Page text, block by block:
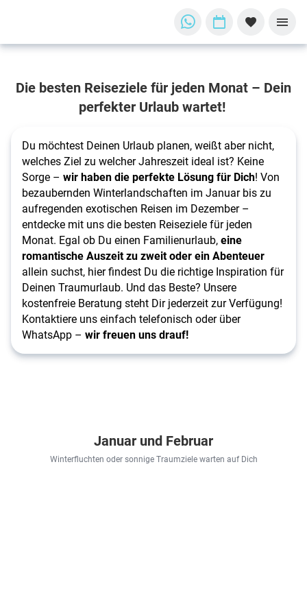
Deinen
perfekten
Die besten
Reiseziele
für jeden
Monat
Die besten Reiseziele für jeden Monat – Dein
perfekter Urlaub wartet!
Du möchtest Deinen Urlaub planen, weißt aber nicht,
welches Ziel zu welcher Jahreszeit ideal ist? Keine
Sorge – wir haben die perfekte Lösung für Dich! Von
bezaubernden Winterlandschaften im Januar bis zu
aufregenden exotischen Reisen im Dezember –
entdecke mit uns die besten Reiseziele für jeden
Monat. Egal ob Du einen Familienurlaub,eine
romantische Auszeit zu zweit oder ein Abenteuer
allein suchst, hier findest Du die richtige Inspiration für
Deinen Traumurlaub. Und das Beste? Unsere
kostenfreie Beratung steht Dir jederzeit zur Verfügung!
Kontaktiere uns einfach telefonisch oder über
WhatsApp – wir freuen uns drauf!
Januar und Februar
Winterfluchten oder sonnige Traumziele warten auf Dich